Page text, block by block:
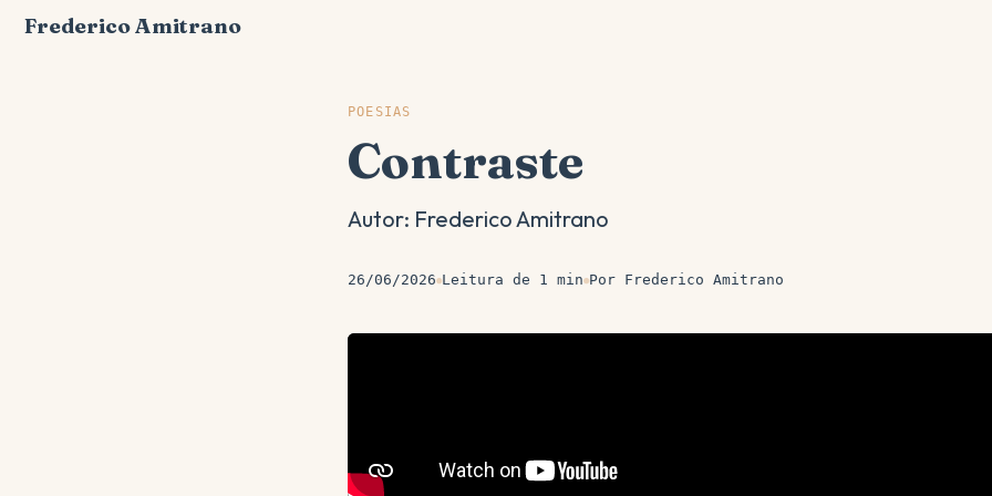
Frederico Amitrano
POESIAS
Contraste
Autor: Frederico Amitrano
26/06/2026●Leitura de 1 min●Por Frederico Amitrano